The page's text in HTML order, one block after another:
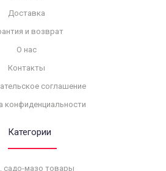
Доставка
и возврат
О нас
Контакты
соглашение
конфиденциальности
Категории
садо-мазо товары